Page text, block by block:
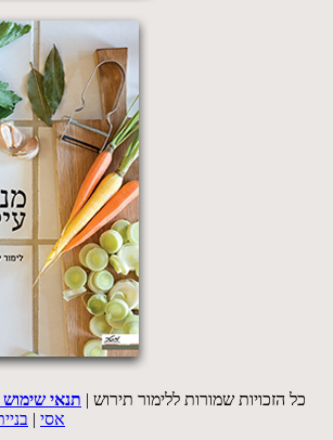
2020 © כל הזכויות שמורות ללימור תירוש | תנאי
אסי |